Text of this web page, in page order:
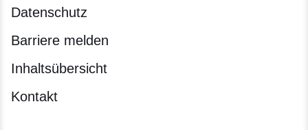
Datenschutz
Barriere melden
Inhaltsübersicht
Kontakt